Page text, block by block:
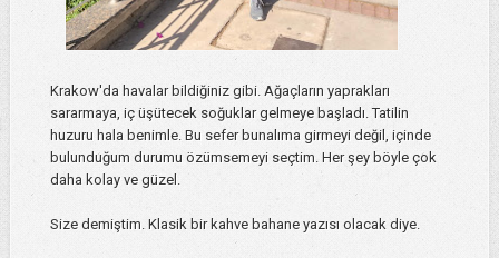
Krakow'da havalar bildiğiniz gibi. Ağaçların yaprakları
sararmaya, iç üşütecek soğuklar gelmeye başladı. Tatilin
huzuru hala benimle. Bu sefer bunalıma girmeyi değil, içinde
bulunduğum durumu özümsemeyi seçtim. Her şey böyle çok
daha kolay ve güzel.
Size demiştim. Klasik bir kahve bahane yazısı olacak diye.